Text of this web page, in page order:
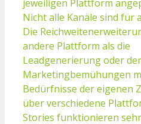
jeweiligen Plattform
Nicht alle Kanäle sind für
Die
andere Plattform als die
Leadgenerierung oder
Marketingbemühungen
Bedürfnisse der eigenen
über verschiedene
Stories funktionieren